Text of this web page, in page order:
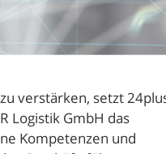
verstärken, setzt
Logistik GmbH das
Kompetenzen und